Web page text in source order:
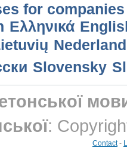
for companies
Ελληνικά
Slovensky
:
Contact-